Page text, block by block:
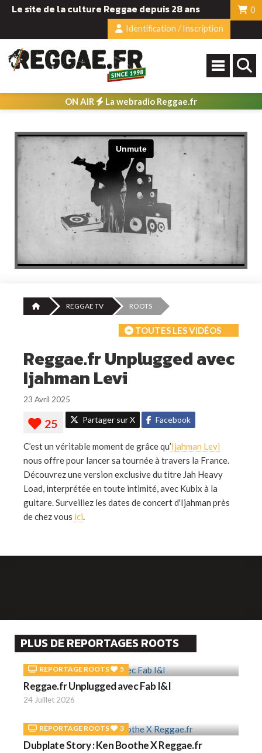
Le site de la culture Reggae depuis 28 ans
0
Identification / Inscription
ON AIR La webradio Reggae.fr
REGGAE TV ROOTS
TOUTES LES VIDÉOS
Reggae.fr Unplugged avec
Ijahman Levi
23 Avril 2025
Partager sur X Facebook
C’est un véritable moment de grâce qu’Ijahman Levi
nous offre pour lancer sa tournée à travers la France.
Découvrez une version exclusive du titre Jah Heavy
Load, interprétée en toute intimité, avec Kubix à la
guitare. Surveillez les dates de concert d'Ijahman près
de chez vous ici.
PLUS DE REPORTAGES ROOTS
REPORTAGE ROOTS 5
Reggae.fr Unplugged avec Fab I&I
24 Juillet 2026
REPORTAGE ROOTS 3
Dubplate Story : Ken Boothe X Reggae.fr